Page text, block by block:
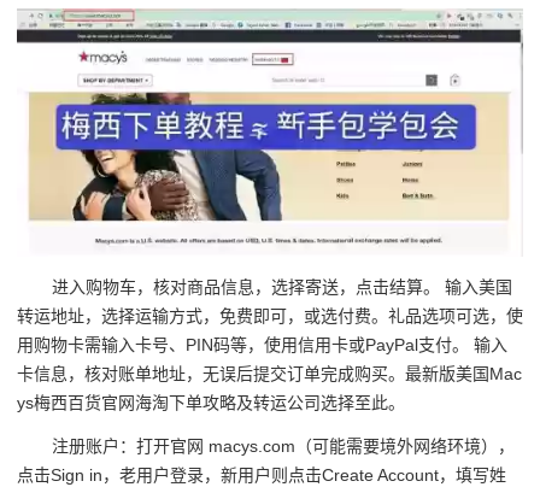
进入购物车，核对商品信息，选择寄送，点击结算。 输入美国
转运地址，选择运输方式，免费即可，或选付费。礼品选项可选，使
用购物卡需输入卡号、PIN码等，使用信用卡或PayPal支付。 输入
卡信息，核对账单地址，无误后提交订单完成购买。最新版美国Mac
ys梅西百货官网海淘下单攻略及转运公司选择至此。
注册账户：打开官网 macys.com（可能需要境外网络环境），
点击Sign in，老用户登录，新用户则点击Create Account，填写姓